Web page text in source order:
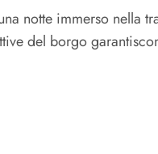
notte immerso nella
del borgo